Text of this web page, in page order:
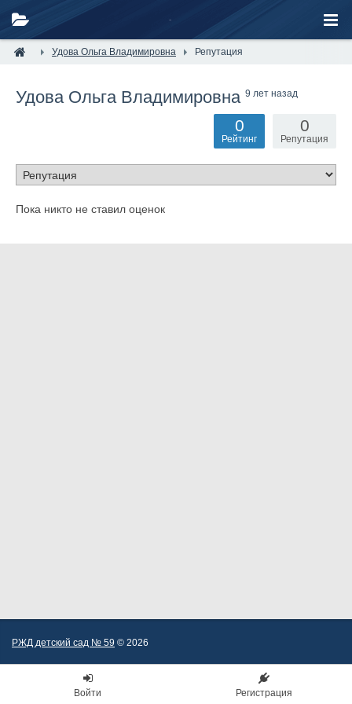
Удова Ольга Владимировна Репутация
Удова Ольга Владимировна 9 лет назад
0
Репутация
0
Рейтинг
Пока никто не ставил оценок
РЖД детский сад № 59 © 2026
Войти Регистрация